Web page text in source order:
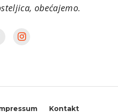
obećajemo.
Kontakt